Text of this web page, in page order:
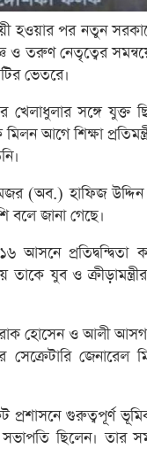
হওয়ার পর নতুন
তরুণ নেতৃত্বের
ভেতরে।
সঙ্গে যুক্ত
আগে শিক্ষা
(অব.) হাফিজ
বলে জানা গেছে।
প্রতিদ্বন্দ্বিতা
যুব ও
হোসেন ও আলী
সেক্রেটারি
গুরুত্বপূর্ণ
ছিলেন। তার